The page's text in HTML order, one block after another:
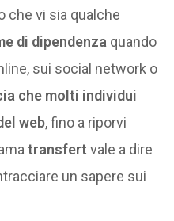
che vi sia qualche
di dipendenza quando
sui social network o
che molti individui
web, fino a riporvi
transfert vale a dire
un sapere sui